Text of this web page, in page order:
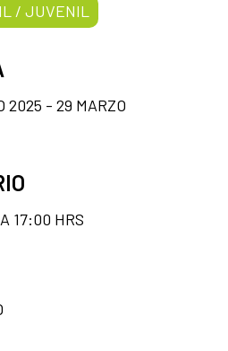
/ JUVENIL
2025 - 29 MARZO
17:00 HRS